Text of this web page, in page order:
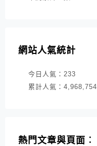
網站人氣統計
今日人氣： 233
累計人氣： 4,968,754
熱門文章與頁面︰